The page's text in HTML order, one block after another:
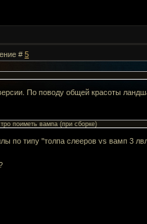
# 5
По поводу общей красоты
поиметь вампа (при сборке)
по типу "толпа слееров vs вамп 3